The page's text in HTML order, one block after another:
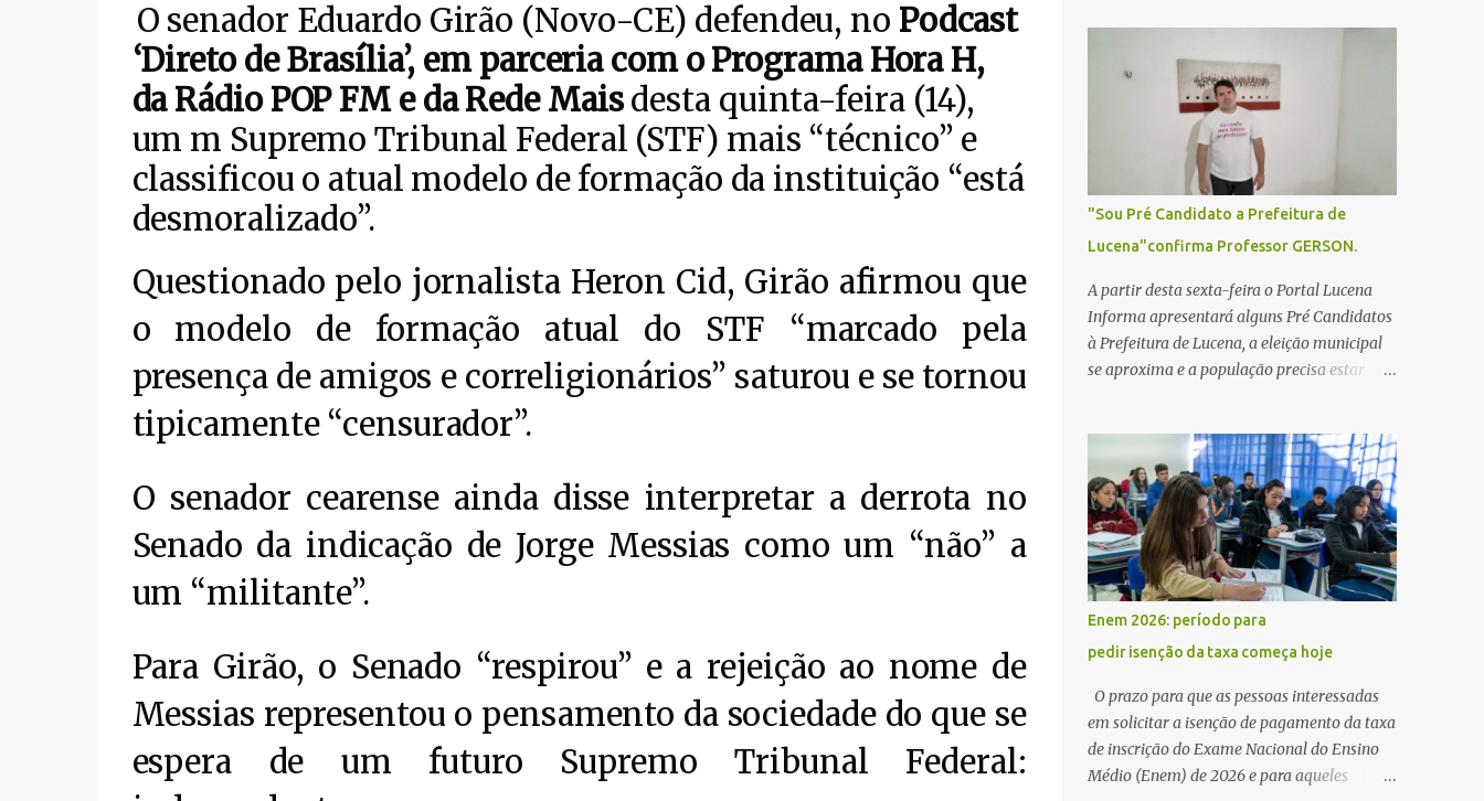
O senador Eduardo Girão (Novo-CE) defendeu, no Podcast
‘Direto de Brasília’, em parceria com o Programa Hora H,
da Rádio POP FM e da Rede Maisdesta quinta-feira (14),
um m Supremo Tribunal Federal (STF) mais “técnico” e
classificou o atual modelo de formação da instituição “está
desmoralizado”.
Questionado pelo jornalista Heron Cid, Girão afirmou que
o modelo de formação atual do STF “marcado pela
presença de amigos e correligionários” saturou e se tornou
tipicamente “censurador”.
O senador cearense ainda disse interpretar a derrota no
Senado da indicação de Jorge Messias como um “não” a
um “militante”.
Para Girão, o Senado “respirou” e a rejeição ao nome de
Messias representou o pensamento da sociedade do que se
espera de um futuro Supremo Tribunal Federal:
"Sou Pré Candidato a Prefeitura de
Lucena"confirma Professor GERSON.
A partir desta sexta-feira o Portal Lucena
Informa apresentará alguns Pré Candidatos
à Prefeitura de Lucena, a eleição municipal
se aproxima e a população precisa estar
articulações e possíveis junções para manter
ou conquistar eleitorado. Confirmados até
agora como Pré candidatos Alex Monteiro,
Léo Bandeira Valcinete Araújo e Professor
Gerson Andrade há possibilidade de mais
nomes aparecer , ficaremos no aguardo para
trazer mais informações. A primeira
entrevista foi com o inimaginável Gerson
Andrade ,Professor da Rede Municipal
(efetivo), supervisor, Formado em Pedagogia
e Biomedicina pela UFPB. Leciona no Otto
Illi, Gilberto Inácio, Ellinora Dornellas
,Escola Américo Falcão. Gerson nos contou
Enem 2026: período para
pedir isenção da taxa começa hoje
O prazo para que as pessoas interessadas
em solicitar a isenção de pagamento da taxa
de inscrição do Exame Nacional do Ensino
Médio (Enem) de 2026 e para aqueles